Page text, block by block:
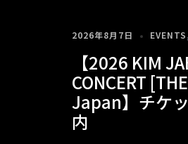
2026年8月7日 EVENTS
【2026 KIM
CONCERT
Japan】チケ
内